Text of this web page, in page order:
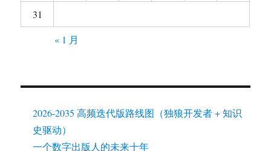
31
« 1 月
2026-2035 高频迭代版路线图（独狼开发者 + 知识
史驱动）
一个数字出版人的未来十年